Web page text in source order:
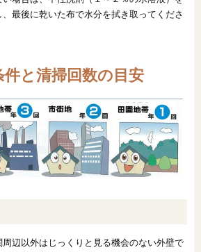
最後に乾いた布で水分を拭き取ってくださ
と清掃回数の目安
周辺以外はじっくりと見る機会のない外壁で